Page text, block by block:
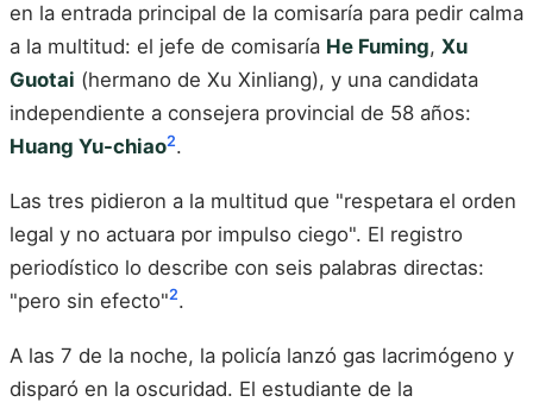
en la entrada principal de la comisaría para pedir calma
a la multitud: el jefe de comisaría He Fuming, Xu
Guotai (hermano de Xu Xinliang), y una candidata
independiente a consejera provincial de 58 años:
Huang Yu-chiao2.
Las tres pidieron a la multitud que "respetara el orden
legal y no actuara por impulso ciego". El registro
periodístico lo describe con seis palabras directas:
"pero sin efecto"2.
A las 7 de la noche, la policía lanzó gas lacrimógeno y
disparó en la oscuridad. El estudiante de la